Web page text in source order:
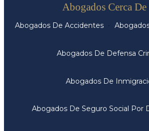
Abogados Cerca
Abogados De Accidentes
Abogados De Defensa
Abogados De
Abogados De Seguro Social Por